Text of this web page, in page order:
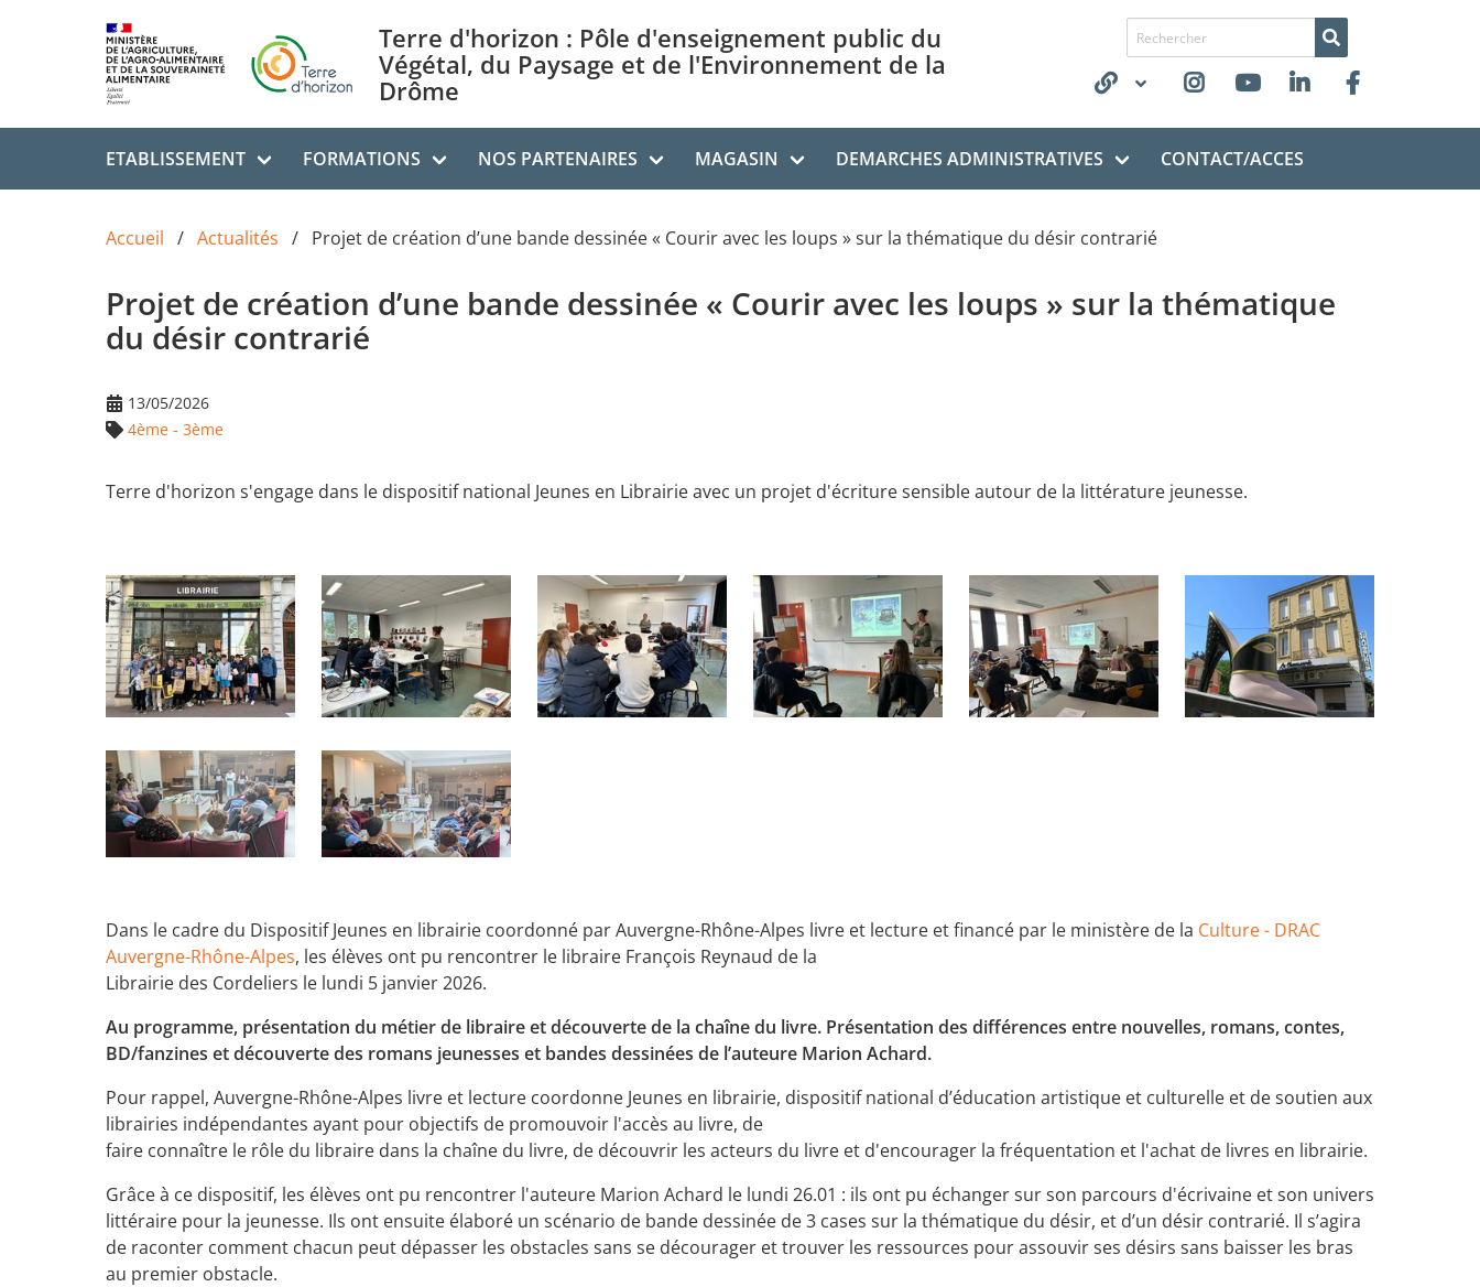
Terre d'horizon : Pôle d'enseignement public du
Végétal, du Paysage et de l'Environnement de la
Drôme
Recherche de
ETABLISSEMENT FORMATIONS NOS PARTENAIRES MAGASIN DEMARCHES ADMINISTRATIVES CONTACT/ACCES
Accueil Actualités Projet de création d’une bande dessinée « Courir avec les loups » sur la thématique du désir contrarié
Projet de création d’une bande dessinée « Courir avec les loups » sur la thématique
du désir contrarié
13/05/2026
4ème - 3ème
Terre d'horizon s'engage dans le dispositif national Jeunes en Librairie avec un projet d'écriture sensible autour de la littérature jeunesse.
Dans le cadre du Dispositif Jeunes en librairie coordonné par Auvergne-Rhône-Alpes livre et lecture et financé par le ministère de la Culture - DRAC
Auvergne-Rhône-Alpes, les élèves ont pu rencontrer le libraire François Reynaud de la
Librairie des Cordeliers le lundi 5 janvier 2026.
Au programme, présentation du métier de libraire et découverte de la chaîne du livre. Présentation des différences entre nouvelles, romans, contes,
BD/fanzines et découverte des romans jeunesses et bandes dessinées de l’auteure Marion Achard.
Pour rappel, Auvergne-Rhône-Alpes livre et lecture coordonne Jeunes en librairie, dispositif national d’éducation artistique et culturelle et de soutien aux
librairies indépendantes ayant pour objectifs de promouvoir l'accès au livre, de
faire connaître le rôle du libraire dans la chaîne du livre, de découvrir les acteurs du livre et d'encourager la fréquentation et l'achat de livres en librairie.
Grâce à ce dispositif, les élèves ont pu rencontrer l'auteure Marion Achard le lundi 26.01 : ils ont pu échanger sur son parcours d'écrivaine et son univers
littéraire pour la jeunesse. Ils ont ensuite élaboré un scénario de bande dessinée de 3 cases sur la thématique du désir, et d’un désir contrarié. Il s’agira
de raconter comment chacun peut dépasser les obstacles sans se décourager et trouver les ressources pour assouvir ses désirs sans baisser les bras
au premier obstacle.